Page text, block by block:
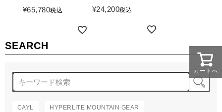
SEARCH
CAYL HYPERLITE MOUNTAIN GEAR
¥65,780税込 ¥24,200税込
カートへ